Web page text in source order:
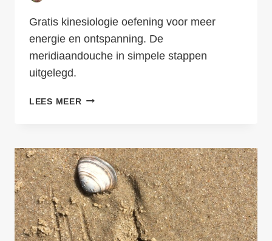
Gratis kinesiologie oefening voor meer
energie en ontspanning. De
meridiaandouche in simpele stappen
uitgelegd.
LEES MEERKINESIOLOGIE